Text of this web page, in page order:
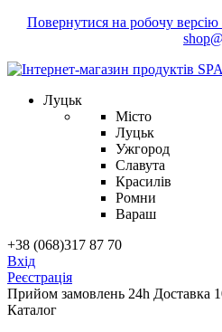
Повернутися на робочу версію
Луцьк
Місто
Луцьк
Ужгород
Славута
Красилів
Ромни
Вараш
+38 (068)317 87 70
Вхід
Реєстрація
Прийом замовлень 24h Доставка
Каталог